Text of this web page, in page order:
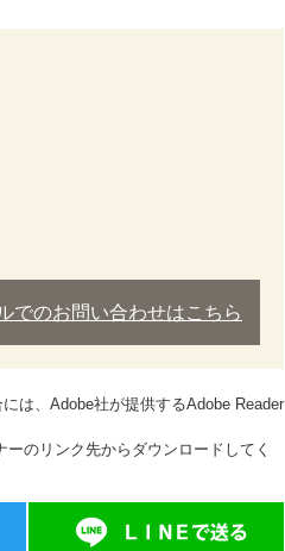
でのお問い合わせはこちら
は、Adobe社が提供するAdobe Reader
のリンク先からダウンロードしてく